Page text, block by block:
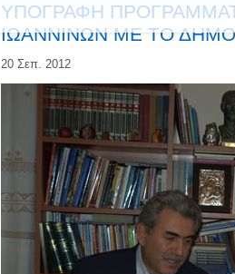
ΥΠΟΓΡΑΦΗ
ΙΩΑΝΝΙΝΩΝ ΜΕ ΤΟ
20 Σεπ. 2012